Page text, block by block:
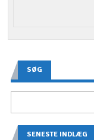
SØG
SENESTE INDLÆG